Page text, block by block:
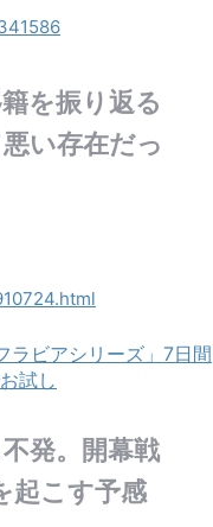
を振り返る
い存在だっ
ラビアシリーズ」7日間
試し
発。開幕戦
起こす予感